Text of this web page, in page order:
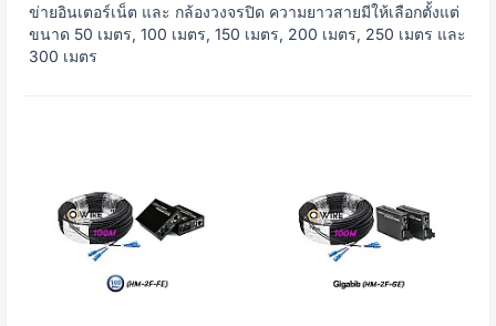
ข่ายอินเตอร์เน็ต และ กล้องวงจรปิด ความยาวสายมีให้เลือกตั้งแต่
ขนาด 50 เมตร, 100 เมตร, 150 เมตร, 200 เมตร, 250 เมตร และ
300 เมตร